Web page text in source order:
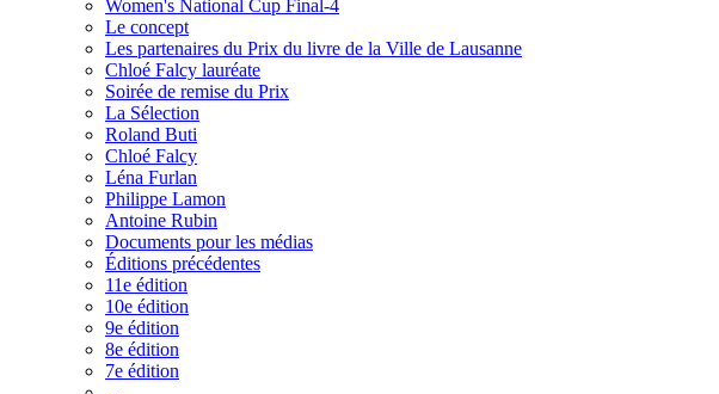
Women's National Cup Final-4
Le concept
Les partenaires du Prix du livre de la Ville de Lausanne
Chloé Falcy lauréate
Soirée de remise du Prix
La Sélection
Roland Buti
Chloé Falcy
Léna Furlan
Philippe Lamon
Antoine Rubin
Documents pour les médias
Éditions précédentes
11e édition
10e édition
9e édition
8e édition
7e édition